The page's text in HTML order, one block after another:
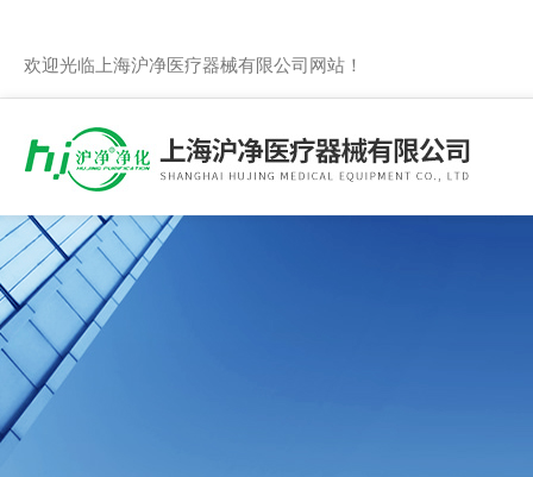
欢迎光临上海沪净医疗器械有限公司网站！